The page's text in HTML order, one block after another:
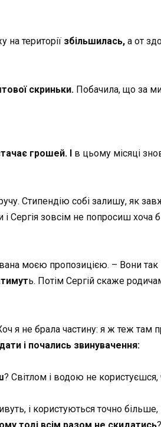
на території збільшилась, а от
скриньки. Побачила, що за
грошей. І в цьому місяці
Стипендію собі залишу, як
і Сергія зовсім не попросиш хоча
моєю пропозицією. – Вони так
ь. Потім Сергій скаже
я не брала частину: я ж теж
і почались звинувачення:
? Світлом і водою не користуєшся,
і користуються точно